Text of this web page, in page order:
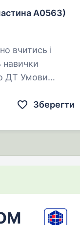
А0563)
Зберегти